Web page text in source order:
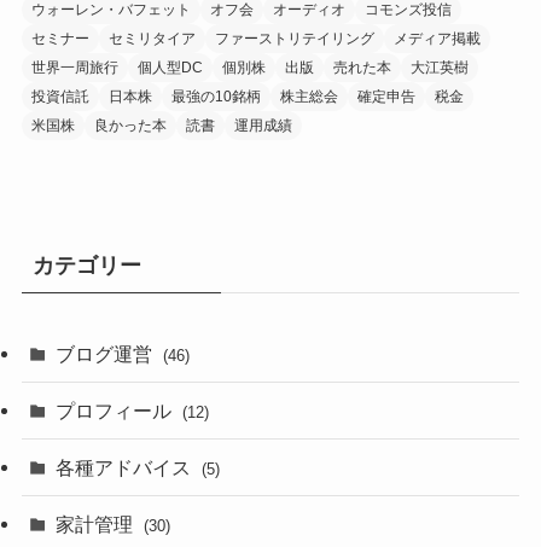
ウォーレン・バフェット
オフ会 オーディオ
コモンズ投信
セミナー
セミリタイア ファーストリテイリング
メディア掲載
世界一周旅行
個人型DC 個別株 出版 売れた本
大江英樹
投資信託
日本株 最強の10銘柄 株主総会 確定申告
税金
米国株
良かった本 読書 運用成績
カテゴリー
ブログ運営 (46)
プロフィール (12)
各種アドバイス (5)
家計管理 (30)